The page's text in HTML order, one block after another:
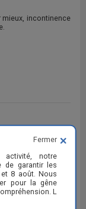
mieux, incontinence
l'a recommandé le
notre
de garantir les
8 août. Nous
pour la gêne
L
Fermer